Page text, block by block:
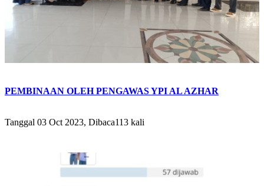
PEMBINAAN OLEH PENGAWAS YPI AL AZHAR
Tanggal 03 Oct 2023, Dibaca113 kali